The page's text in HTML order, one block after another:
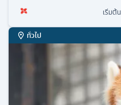
เริ่มต้น
ทั่วไป